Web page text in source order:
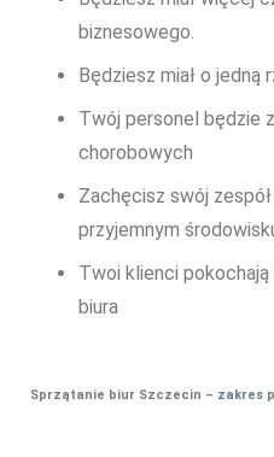
biznesowego.
Będziesz miał o jedną
Twój personel będzie
chorobowych
Zachęcisz swój
przyjemnym
Twoi klienci
biura
Sprzątanie biur Szczecin – zakres